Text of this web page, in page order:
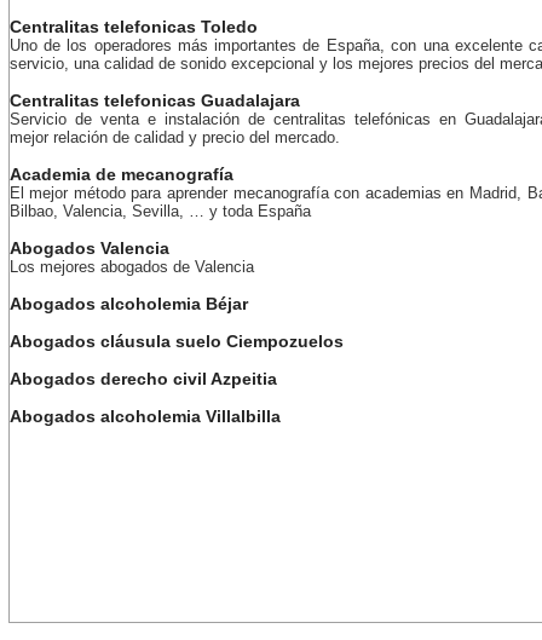
Centralitas telefonicas Toledo
Uno de los operadores más importantes de España, con una excelente
servicio, una calidad de sonido excepcional y los mejores precios del
Centralitas telefonicas Guadalajara
Servicio de venta e instalación de centralitas telefónicas en
mejor relación de calidad y precio del mercado.
Academia de mecanografía
El mejor método para aprender mecanografía con academias en Madrid,
Bilbao, Valencia, Sevilla, … y toda España
Abogados Valencia
Los mejores abogados de Valencia
Abogados alcoholemia Béjar
Abogados cláusula suelo Ciempozuelos
Abogados derecho civil Azpeitia
Abogados alcoholemia Villalbilla